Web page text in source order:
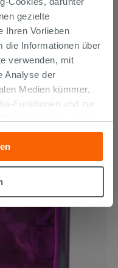
gezielte
Ihren Vorlieben
die Informationen über
verwenden, mit
Analyse der
Medien kümmer,
Funktionen und zur
geliefert haben oder
ihrer Dienste
Sie mehr wissen
allen oder einigen
die Schaltfläche
Wenn Sie auf
Cookies fortsetzen.